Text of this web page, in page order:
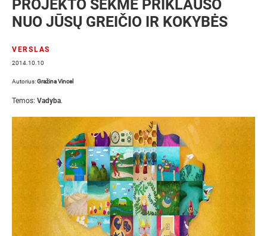
PROJEKTO SĖKMĖ PRIKLAUSO
NUO JŪSŲ GREIČIO IR KOKYBĖS
VERSLAS
2014.10.10
Autorius:Gražina Vincel
Temos: Vadyba.